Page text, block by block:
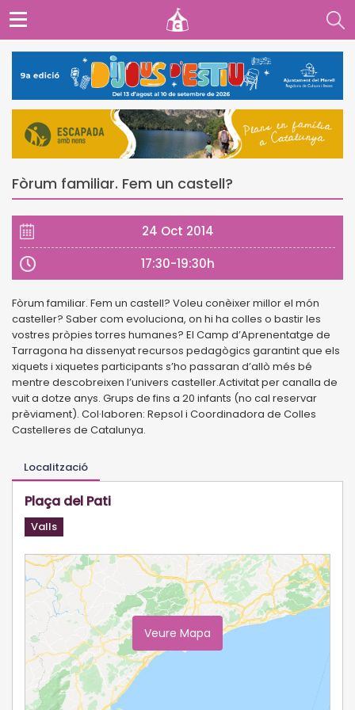
Fòrum familiar. Fem un castell?
24 Oct 2014
17:30-19:30h
Fòrum familiar. Fem un castell? Voleu conèixer millor el món
casteller? Saber com evoluciona, on hi ha colles o bastir les
vostres pròpies torres humanes? El Camp d’Aprenentatge de
Tarragona ha dissenyat recursos pedagògics garantint que els
xiquets i xiquetes participants s’ho passaran d’allò més bé
mentre descobreixen l’univers casteller.Activitat per canalla de
vuit a dotze anys. Grups de fins a 20 infants (no cal reservar
prèviament). Col·laboren: Repsol i Coordinadora de Colles
Castelleres de Catalunya.
Localització
Plaça del Pati
Valls
Veure Mapa